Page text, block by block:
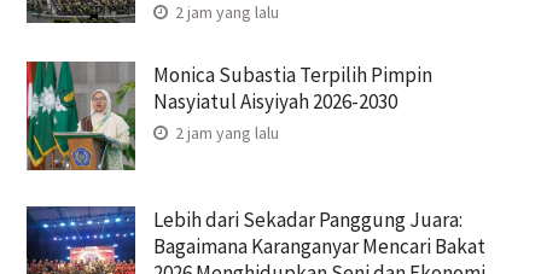
2 jam yang lalu
Monica Subastia Terpilih Pimpin
Nasyiatul Aisyiyah 2026-2030
2 jam yang lalu
Lebih dari Sekadar Panggung Juara:
Bagaimana Karanganyar Mencari Bakat